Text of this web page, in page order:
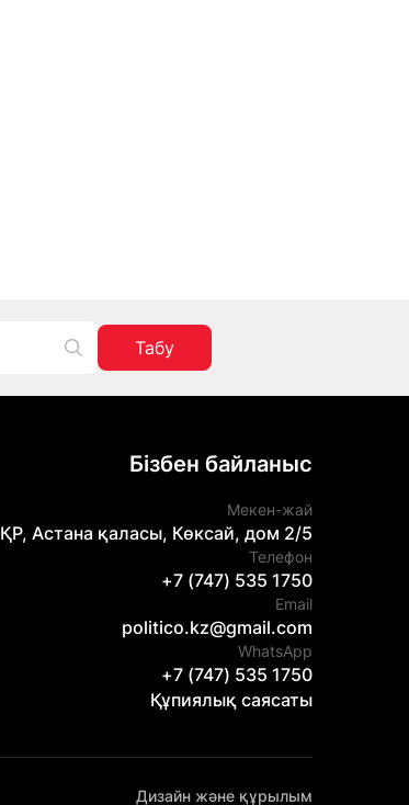
Табу
Бізбен байланыс
Мекен-жай
ҚР, Астана қаласы, Көксай, дом 2/5
Телефон
+7 (747) 535 1750
Email
politico.kz@gmail.com
WhatsApp
+7 (747) 535 1750
Құпиялық саясаты
Дизайн және құрылым